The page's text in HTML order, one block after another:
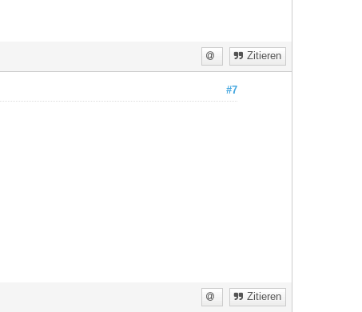
Zitieren
#7
Zitieren